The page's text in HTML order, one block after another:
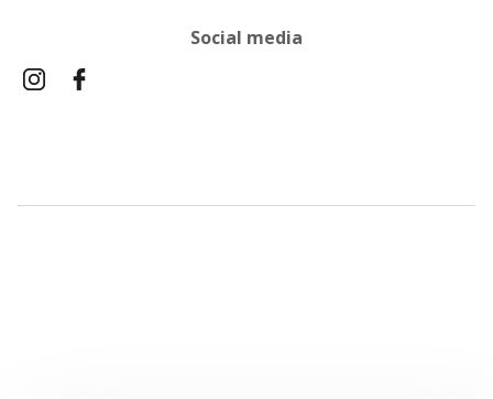
Social media